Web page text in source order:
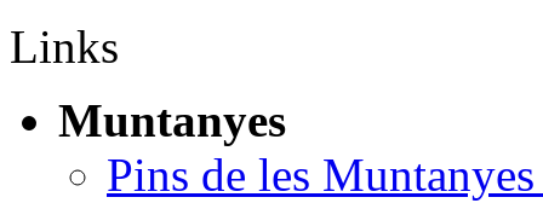
Links
Muntanyes
Pins de les Muntanyes